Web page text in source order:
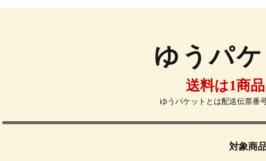
ゆうパ
送料は1商
ゆうパケットとは配送伝票番
対象商